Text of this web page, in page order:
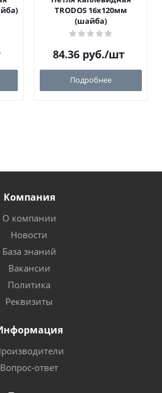
TRODOS 16х120мм
(шайба)
84.36 руб./шт
Подробнее
Компания
О компании
Новости
База знаний
Вакансии
Политика
Реквизиты
Вопрос-ответ